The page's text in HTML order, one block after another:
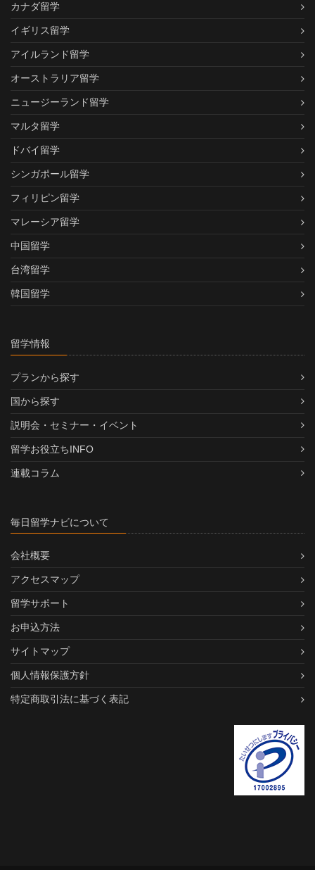
カナダ留学
イギリス留学
アイルランド留学
オーストラリア留学
ニュージーランド留学
マルタ留学
ドバイ留学
シンガポール留学
フィリピン留学
マレーシア留学
中国留学
台湾留学
韓国留学
留学情報
プランから探す
国から探す
説明会・セミナー・イベント
留学お役立ちINFO
連載コラム
毎日留学ナビについて
会社概要
アクセスマップ
留学サポート
お申込方法
サイトマップ
個人情報保護方針
特定商取引法に基づく表記